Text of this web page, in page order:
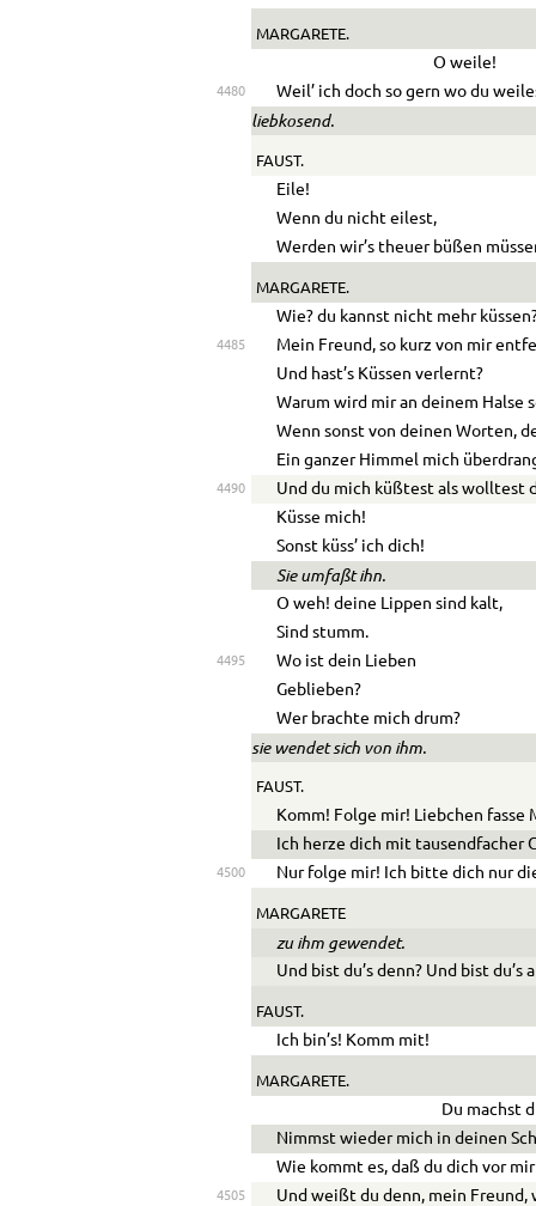
MARGARETE.
O weile!
4480 Weil’ ich doch so gern wo du
liebkosend.
FAUST.
Eile!
Wenn du nicht eilest,
Werden wir’s theuer büßen
MARGARETE.
Wie? du kannst nicht mehr
4485
Mein Freund, so kurz von mir
Und hast’s Küssen verlernt?
Warum wird mir an deinem Halse
Wenn sonst von deinen Worten,
Ein ganzer Himmel mich
4490
Und du mich küßtest als wolltest
Küsse mich!
Sonst küss’ ich dich!
Sie umfaßt ihn.
O weh! deine Lippen sind kalt,
Sind stumm.
4495
Wo ist dein Lieben
Geblieben?
Wer brachte mich drum?
sie wendet sich von ihm.
FAUST.
Komm! Folge mir! Liebchen fasse
Ich herze dich mit tausendfacher
4500 Nur folge mir! Ich bitte dich nur
MARGARETE
zu ihm gewendet.
Und bist du’s denn? Und bist du’s
FAUST.
Ich bin’s! Komm mit!
MARGARETE.
Du machst
Nimmst wieder mich in deinen
Wie kommt es, daß du dich vor
4505 Und weißt du denn, mein Freund,